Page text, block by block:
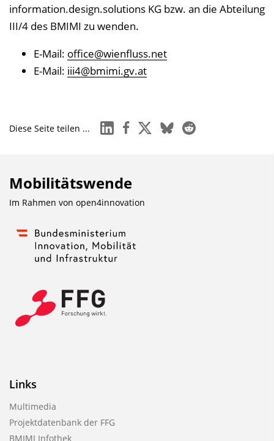
information.design.solutions KG bzw. an die Abteilung
III/4 des BMIMI zu wenden.
E-Mail: office@wienfluss.net
E-Mail: iii4@bmimi.gv.at
Diese Seite teilen ... linkedinfacebook
x blueskyreddit
Mobilitätswende
Im Rahmen von open4innovation
Links
Multimedia
Projektdatenbank der FFG
BMIMI Infothek